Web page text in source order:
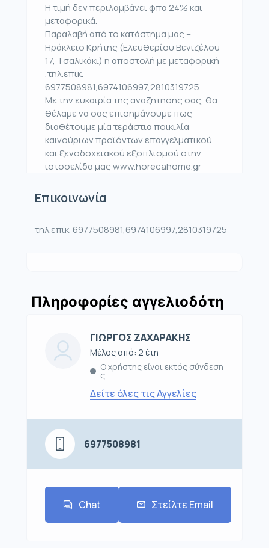
Η τιμή δεν περιλαμβάνει φπα 24% και
μεταφορικά.
Παραλαβή από το κατάστημα μας –
Ηράκλειο Κρήτης (Ελευθερίου Βενιζέλου
17, Τσαλικάκι) η αποστολή με μεταφορική
,τηλ.επικ.
6977508981,6974106997,2810319725
Με την ευκαιρία της αναζητησης σας, θα
θέλαμε να σας επισημάνουμε πως
διαθέτουμε μία τεράστια ποικιλία
καινούριων προϊόντων επαγγελματικού
και ξενοδοχειακού εξοπλισμού στην
ιστοσελίδα μας www.horecahome.gr
Επικοινωνία
τηλ.επικ. 6977508981,6974106997,2810319725
Πληροφορίες αγγελιοδότη
ΓΙΩΡΓΟΣ ΖΑΧΑΡΑΚΗΣ
Μέλος από: 2 έτη
Ο χρήστης είναι εκτός σύνδεση
ς
Δείτε όλες τις Αγγελίες
6977508981
Chat Στείλτε Email